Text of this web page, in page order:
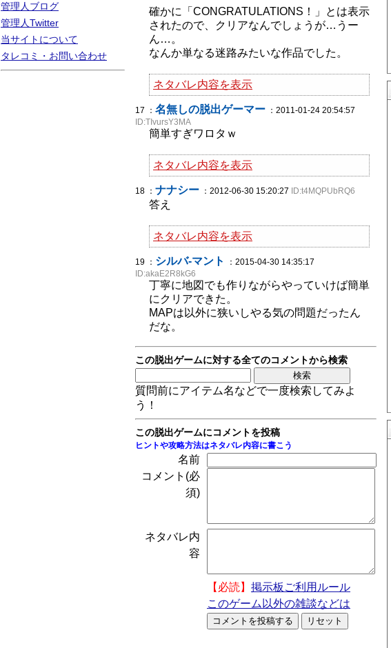
管理人ブログ
管理人Twitter
当サイトについて
タレコミ・お問い合わせ
確かに「CONGRATULATIONS！」とは表示
されたので、クリアなんでしょうが…うー
ん…。
なんか単なる迷路みたいな作品でした。
ネタバレ内容を表示
17 ： 名無しの脱出ゲーマー ：2011-01-24 20:54:57
ID:TIvursY3MA
簡単すぎワロタｗ
ネタバレ内容を表示
18 ： ナナシー ：2012-06-30 15:20:27 ID:t4MQPUbRQ6
答え
ネタバレ内容を表示
19 ： シルバ-マント
：2015-04-30 14:35:17
ID:akaE2R8kG6
丁寧に地図でも作りながらやっていけば簡単
にクリアできた。
MAPは以外に狭いしやる気の問題だったん
だな。
この脱出ゲームに対する全てのコメントから検索
質問前にアイテム名などで一度検索してみよ
う！
この脱出ゲームにコメントを投稿
ヒントや攻略方法はネタバレ内容に書こう
名前
コメント(必
須)
ネタバレ内
容
【必読】 掲示板ご利用ルール
このゲーム以外の雑談などは